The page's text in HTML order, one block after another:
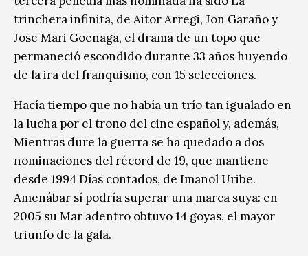
trinchera infinita, de Aitor Arregi, Jon Garaño y
Jose Mari Goenaga, el drama de un topo que
permaneció escondido durante 33 años huyendo
de la ira del franquismo, con 15 selecciones.
Hacía tiempo que no había un trío tan igualado en
la lucha por el trono del cine español y, además,
Mientras dure la guerra se ha quedado a dos
nominaciones del récord de 19, que mantiene
desde 1994 Días contados, de Imanol Uribe.
Amenábar sí podría superar una marca suya: en
2005 su Mar adentro obtuvo 14 goyas, el mayor
triunfo de la gala.